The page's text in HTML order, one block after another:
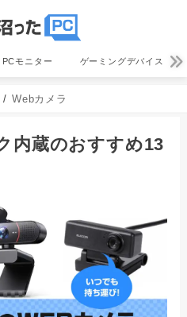
PCモニター ゲーミングデバイス
Webカメラ
内蔵のおすすめ13